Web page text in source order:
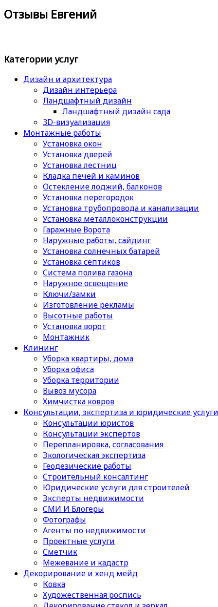
Отзывы Евгений
Категории услуг
Дизайн и архитектура
Дизайн интерьера
Ландшафтный дизайн
Ландшафтный дизайн сада
3D-визуализация
Монтажные работы
Установка окон
Установка дверей
Установка лестниц
Кладка печей и каминов
Остекление лоджий, балконов
Установка перегородок
Установка трубопровода и канализации
Установка металлоконструкции
Гаражные Ворота
Наружные работы, сайдинг
Установка солнечных батарей
Установка септиков
Cистема полива газона
Наружное освещение
Ключи/замки
Изготовление рекламы
Высотные работы
Установка ворот
Монтажник
Клининг
Уборка квартиры, дома
Уборка офиса
Уборка территории
Вывоз мусора
Химчистка ковров
Консультации, экспертиза и юридические услуги
Консультации юристов
Консультации экспертов
Перепланировка, согласования
Экологическая экспертиза
Геодезические работы
Строительный консалтинг
Юридические услуги для строителей
Эксперты недвижимости
СМИ И Блогеры
Фотографы
Агенты по недвижимости
Проектные услуги
Сметчик
Межевание и кадастр
Декорирование и хенд мейд
Ковка
Художественная роспись